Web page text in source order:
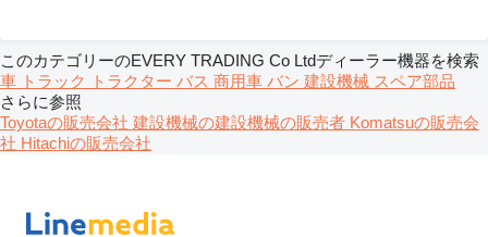
このカテゴリーのEVERY TRADING Co Ltdディーラー機器を検索
車 トラック トラクター バス 商用車 バン 建設機械 スペア部品
さらに参照
Toyotaの販売会社 建設機械の建設機械の販売者 Komatsuの販売会
社 Hitachiの販売会社